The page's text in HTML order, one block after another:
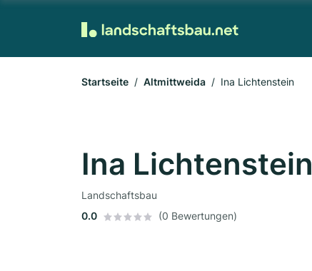
Startseite Altmittweida Ina Lichtenstein
Ina Lichtenstein
Landschaftsbau
0.0
(0 Bewertungen)